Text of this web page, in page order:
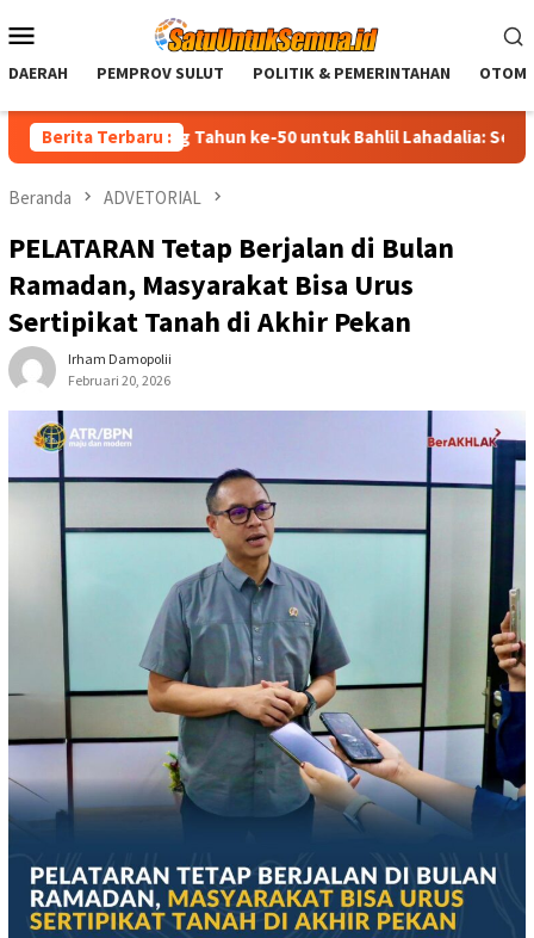
ke
Mobile
DAERAH PEMPROV SULUT POLITIK & PEMERINTAHAN
Berita Terbaru :
Ulang Tahun ke-50 untuk Bahlil Lahadalia: Semoga Diberi
Beranda ADVETORIAL
PELATARAN Tetap Berjalan di Bulan
Ramadan, Masyarakat Bisa Urus
Sertipikat Tanah di Akhir Pekan
Irham Damopolii
Februari 20, 2026